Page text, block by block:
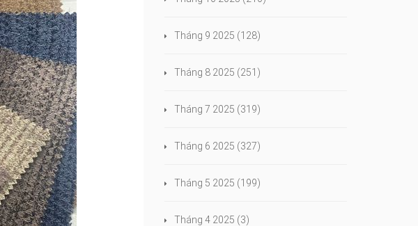
Tháng 9 2025 (128)
Tháng 8 2025 (251)
Tháng 7 2025 (319)
Tháng 6 2025 (327)
Tháng 5 2025 (199)
Tháng 4 2025 (3)